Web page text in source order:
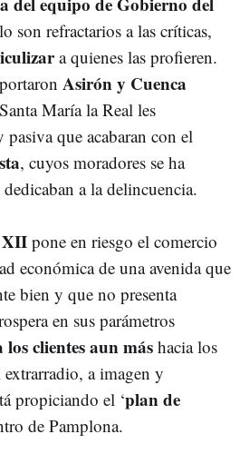
son refractarios a las críticas,
a quienes las profieren.
Asirón y Cuenca
María la Real les
que acabaran con el
, cuyos moradores se ha
a la delincuencia.
pone en riesgo el comercio
económica de una avenida que
bien y que no presenta
en sus parámetros
clientes aun más hacia los
a imagen y
propiciando el ‘plan de
de Pamplona.